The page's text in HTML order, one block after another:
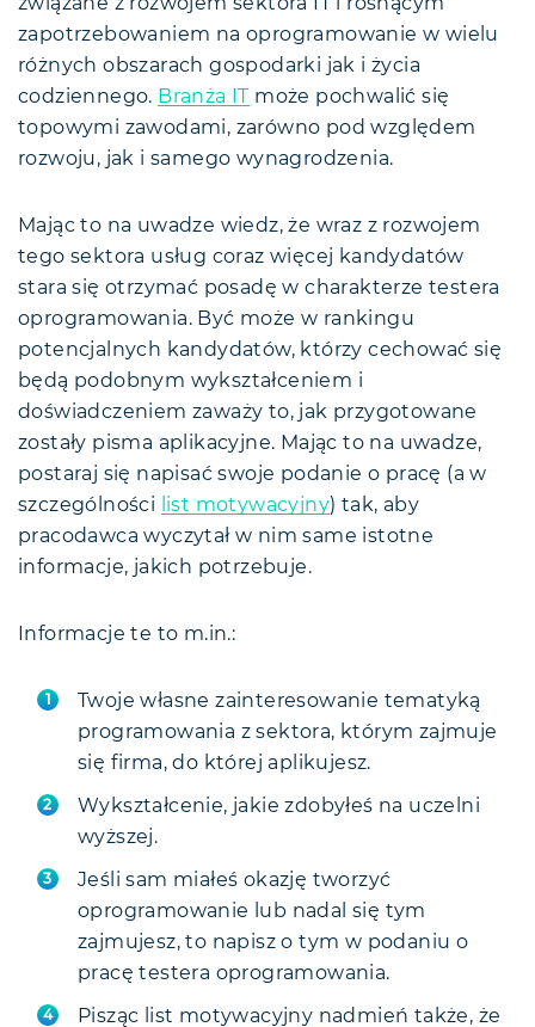
zapotrzebowaniem na oprogramowanie w wielu
różnych obszarach gospodarki jak i życia
codziennego. Branża IT
może pochwalić się
topowymi zawodami, zarówno pod względem
rozwoju, jak i samego wynagrodzenia.
Mając to na uwadze wiedz, że wraz z rozwojem
tego sektora usług coraz więcej kandydatów
stara się otrzymać posadę w charakterze testera
oprogramowania. Być może w rankingu
potencjalnych kandydatów, którzy cechować się
będą podobnym wykształceniem i
doświadczeniem zaważy to, jak przygotowane
zostały pisma aplikacyjne. Mając to na uwadze,
postaraj się napisać swoje podanie o pracę (a w
szczególności
list motywacyjny) tak, aby
pracodawca wyczytał w nim same istotne
informacje, jakich potrzebuje.
Informacje te to m.in.:
Twoje własne zainteresowanie tematyką
programowania z sektora, którym zajmuje
się firma, do której aplikujesz.
Wykształcenie, jakie zdobyłeś na uczelni
wyższej.
Jeśli sam miałeś okazję tworzyć
oprogramowanie lub nadal się tym
zajmujesz, to napisz o tym w podaniu o
pracę testera oprogramowania.
Pisząc list motywacyjny nadmień także, że